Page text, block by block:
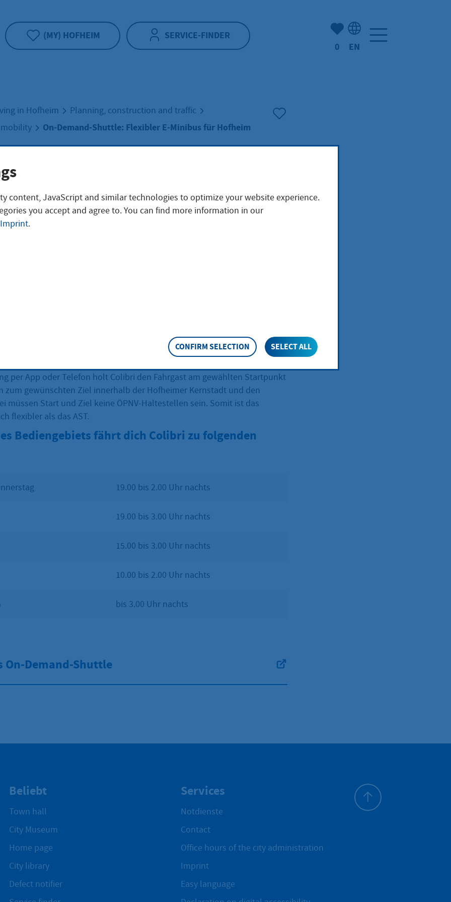
(MY) HOFHEIM SERVICE-FINDER
Number of bookmarked
0 EN
in Hofheim
Planning, construction and traffic
On-Demand-Shuttle: Flexibler E-Minibus für Hofheim
Shuttle:
E-Minibus für
Freunden in anderen Stadtteilen: Das umweltfreundliche On-Demand-
zu Zeiten, an denen der normale Stadtbus nicht verkehrt und bringt
und Hofheimer ab sofort flexibel an das gewünschte Ziel.
per App oder Telefon holt Colibri den Fahrgast am gewählten Startpunkt
zum gewünschten Ziel innerhalb der Hofheimer Kernstadt und den
müssen Start und Ziel keine ÖPNV-Haltestellen sein. Somit ist das
flexibler als das AST.
Bediengebiets fährt dich Colibri zu folgenden
19.00 bis 2.00 Uhr nachts
19.00 bis 3.00 Uhr nachts
15.00 bis 3.00 Uhr nachts
10.00 bis 2.00 Uhr nachts
bis 3.00 Uhr nachts
On-Demand-Shuttle
Beliebt
Town hall
City Museum
Home page
City library
Defect notifier
Services
Notdienste
Contact
Office hours of the city administration
Imprint
Easy language
content, JavaScript and similar technologies to optimize your website experience.
you accept and agree to. You can find more information in our
Imprint.
CONFIRM SELECTION SELECT ALL